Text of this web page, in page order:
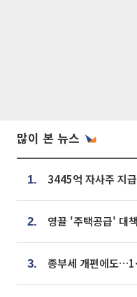
많이 본 뉴스
1.
2.
3.